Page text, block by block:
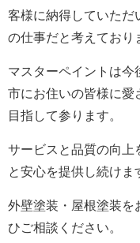
客様に納得していただ
の仕事だと考えており
マスターペイントは今
市にお住いの皆様に愛
目指して参ります。
サービスと品質の向上
と安心を提供し続けま
外壁塗装・屋根塗装を
ひご相談ください。